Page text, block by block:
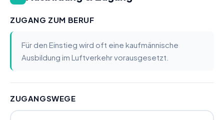
ZUGANG ZUM BERUF
Für den Einstieg wird oft eine kaufmännische
Ausbildung im Luftverkehr vorausgesetzt.
ZUGANGSWEGE